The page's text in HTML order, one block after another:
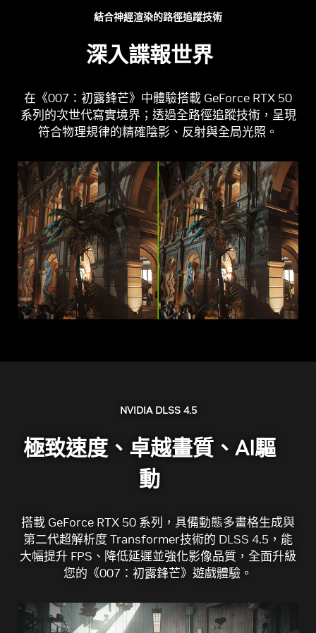
結合神經渲染的路徑追蹤技術
深入諜報世界
在《007：初露鋒芒》中體驗搭載 GeForce RTX 50
系列的次世代寫實境界；透過全路徑追蹤技術，呈現
符合物理規律的精確陰影、反射與全局光照。
NVIDIA DLSS 4.5
極致速度、卓越畫質、AI驅
動
搭載 GeForce RTX 50 系列，具備動態多畫格生成與
第二代超解析度 Transformer技術的 DLSS 4.5，能
大幅提升 FPS、降低延遲並強化影像品質，全面升級
您的《007：初露鋒芒》遊戲體驗。